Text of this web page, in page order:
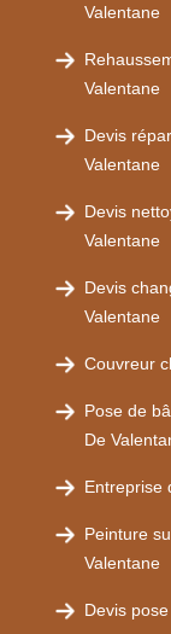
Valentane
Valentane
Devis
Valentane
Devis
Valentane
Devis
Valentane
Couvreur
Pose de
De
Entreprise
Peinture
Valentane
Devis